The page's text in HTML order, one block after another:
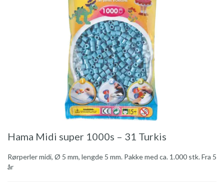
Hama Midi super 1000s – 31 Turkis
Rørperler midi, Ø 5 mm, lengde 5 mm. Pakke med ca. 1.000 stk. Fra 5
år